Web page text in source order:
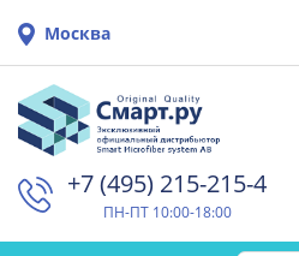
Москва
+7 (495) 215-215-4⁠
ПН-ПТ 10:00-18:00